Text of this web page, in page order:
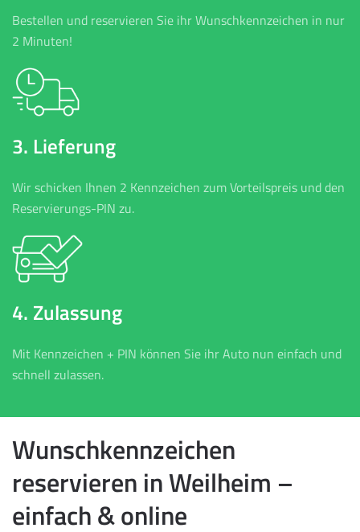
Bestellen und reservieren Sie ihr Wunschkennzeichen in nur
2 Minuten!
3. Lieferung
Wir schicken Ihnen 2 Kennzeichen zum Vorteilspreis und den
Reservierungs-PIN zu.
4. Zulassung
Mit Kennzeichen + PIN können Sie ihr Auto nun einfach und
schnell zulassen.
Wunschkennzeichen
reservieren in Weilheim –
einfach & online